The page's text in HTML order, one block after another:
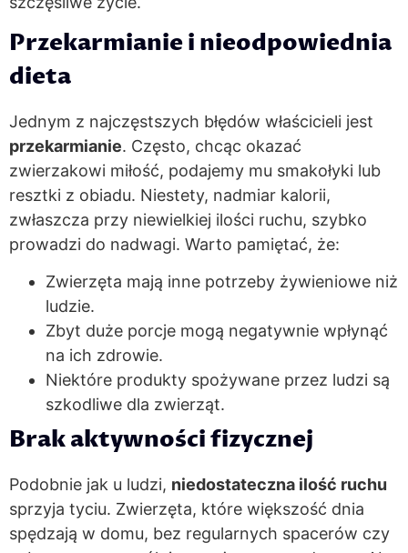
Przekarmianie i nieodpowiednia
dieta
Jednym z najczęstszych błędów właścicieli jest
przekarmianie. Często, chcąc okazać
zwierzakowi miłość, podajemy mu smakołyki lub
resztki z obiadu. Niestety, nadmiar kalorii,
zwłaszcza przy niewielkiej ilości ruchu, szybko
prowadzi do nadwagi. Warto pamiętać, że:
Zwierzęta mają inne potrzeby żywieniowe niż
ludzie.
Zbyt duże porcje mogą negatywnie wpłynąć
na ich zdrowie.
Niektóre produkty spożywane przez ludzi są
szkodliwe dla zwierząt.
Brak aktywności fizycznej
Podobnie jak u ludzi, niedostateczna ilość ruchu
sprzyja tyciu. Zwierzęta, które większość dnia
spędzają w domu, bez regularnych spacerów czy